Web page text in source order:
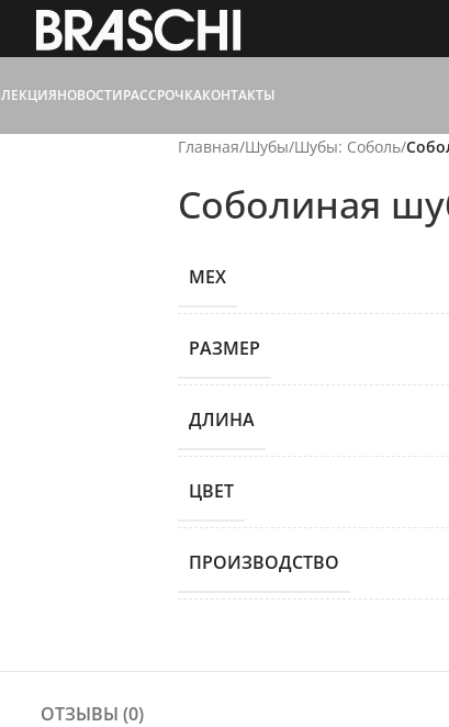
НОВОСТИРАССРОЧКАКОНТАКТЫ
Главная/Шубы/Шубы: Соболь/
Соболиная
МЕХ
РАЗМЕР
ДЛИНА
ЦВЕТ
ПРОИЗВОДСТВО
ОТЗЫВЫ (0)